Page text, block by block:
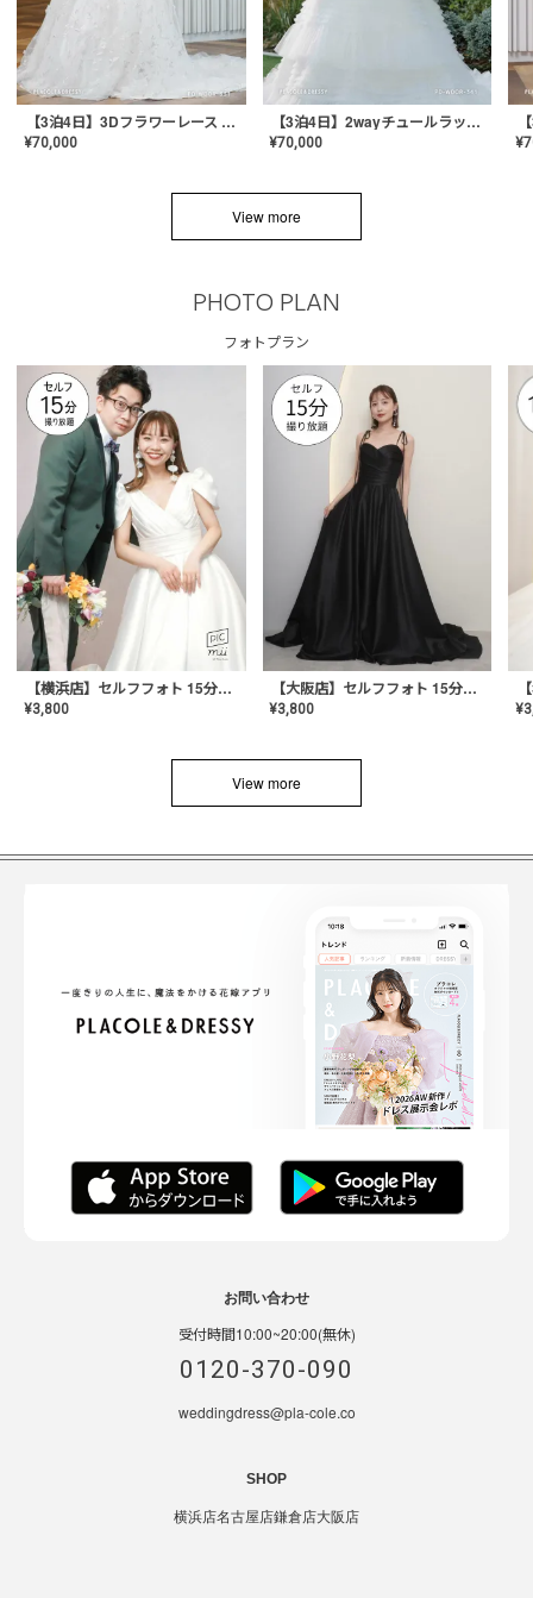
【3泊4日】3Dフラワーレース ドレス〈PD-WDOR-331〉
¥70,000
【3泊4日】2wayチュールラッフルドレス〈PD-WDOR-341RTL〉
¥70,000 ¥
View more
PHOTO PLAN
フォトプラン
【横浜店】セルフフォト 15分撮り放題プラン
¥3,800
【大阪店】セルフフォト 15分撮り放題プラン
¥3,800 ¥
View more
お問い合わせ
受付時間10:00~20:00(無休)
0120-370-090
weddingdress@pla-cole.co
SHOP
横浜店名古屋店鎌倉店大阪店